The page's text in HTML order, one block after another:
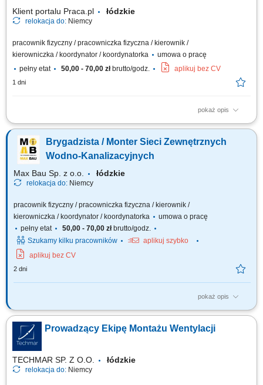
Klient portalu Praca.pl łódzkie
relokacja do: Niemcy
pracownik fizyczny / pracowniczka fizyczna / kierownik /
kierowniczka / koordynator / koordynatorka
umowa o pracę
pełny etat
50,00 - 70,00 złbrutto/godz. aplikuj bez CV
1 dni
pokaż opis
Budowa i montaż zewnętrznych sieci wodno-kanalizacyjnych;
dokumentacji technicznej i rysunków; Obsługa niwelatora optycznego
oraz laserowego; Dbanie o jakość i terminowość realizowanych prac;
Brygadzista / Monter Sieci Zewnętrznych
Wodno-Kanalizacyjnych
Max Bau Sp. z o.o. łódzkie
relokacja do: Niemcy
pracownik fizyczny / pracowniczka fizyczna / kierownik /
kierowniczka / koordynator / koordynatorka
umowa o pracę
pełny etat
50,00 - 70,00 złbrutto/godz.
Szukamy kilku pracowników
aplikuj szybko
aplikuj bez CV
2 dni
pokaż opis
Zakres obowiązków wykonywanie prac związanych z budową i
montażem zewnętrznych sieci wodno-kanalizacyjnych, organizacja i
koordynacja pracy brygady (stanowisko brygadzisty), praca zgodnie z
dokumentacją techniczną, obsługa niwelatora oraz niwelatora
laserowego, dbałość o jakość oraz...
Prowadzący Ekipę Montażu Wentylacji
TECHMAR SP. Z O.O. łódzkie
relokacja do: Niemcy